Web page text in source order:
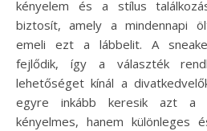
kényelem és a stílus
biztosít, amely a mindennapi
emeli ezt a lábbelit. A
fejlődik, így a választék
lehetőséget kínál a
egyre inkább keresik azt a
kényelmes, hanem különleges